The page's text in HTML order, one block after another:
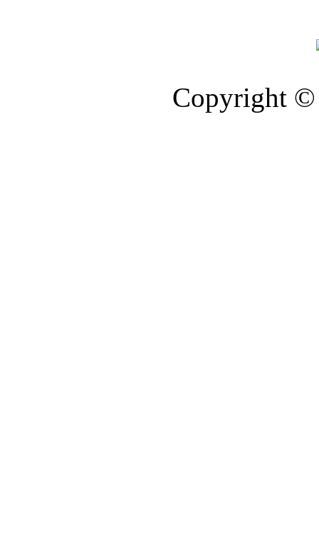
Copyright ©